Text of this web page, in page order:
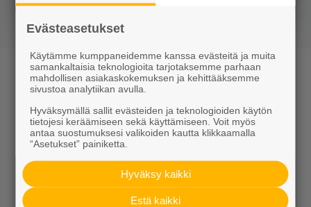
Kourut ja kupit
Vesikouru johtaa hyvin pinta- ja sadevedet
imeytyspaikoille pihoilta ja kevyenliikenteen väyliltä.
Molempiin kourumalleihin on rännin alle sijoitettava
loiskekuppi. Kohteita, joissa kourujen yli kulkee
ajoneuvoliikennettä, suosittelemme kourulaattaa
tai raudoitettua betonikourua.Katso lisää ideakuvia
Evästeasetukset
Käytämme kumppaneidemme kanssa evästeitä ja muita
samankaltaisia teknologioita tarjotaksemme parhaan
mahdollisen asiakaskokemuksen ja kehittääksemme
sivustoa analytiikan avulla.
Hyväksymällä sallit evästeiden ja teknologioiden käytön
tietojesi keräämiseen sekä käyttämiseen. Voit myös
antaa suostumuksesi valikoiden kautta klikkaamalla
“Asetukset” painiketta.
Hyväksy kaikki
Estä kaikki